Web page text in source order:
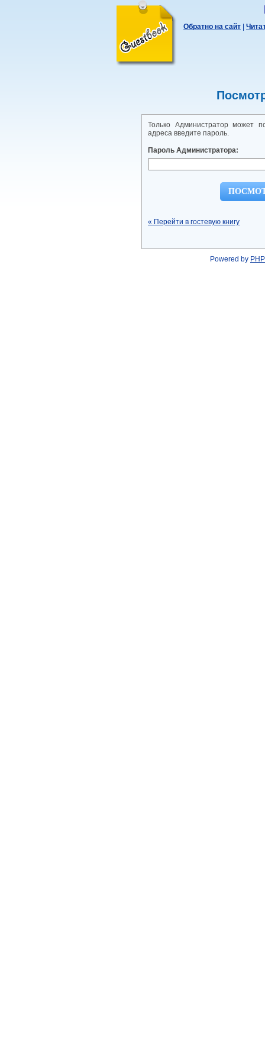
Обратно на сайт
Только Администратор может
адреса введите пароль.
Пароль Администратора:
« Перейти в гостевую книгу
Powered by